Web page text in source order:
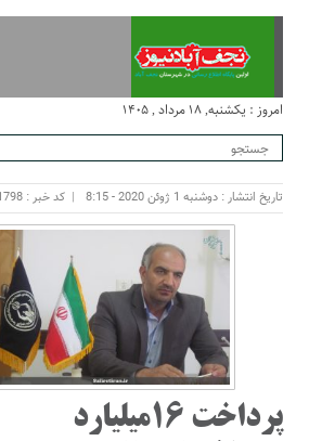
امروز : یکشنبه, ۱۸ مرداد , ۱۴۰۵
تاریخ انتشار : دوشنبه 1 ژوئن 2020 - 8:15 کد خبر : 51798
پرداخت ۱۶میلیارد